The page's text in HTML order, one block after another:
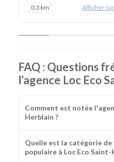
0,3 km Afficher
FAQ : Questions
l’agence Loc Eco
Comment est notée
Herblain ?
Quelle est la catégorie de
populaire à Loc Eco Saint-